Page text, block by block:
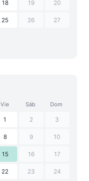
18 19 20
25 26 27
Vie Sáb Dom
1 2 3
8 9 10
15 16 17
22 23 24